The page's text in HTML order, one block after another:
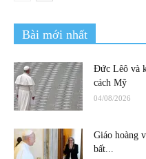
Bài mới nhất
Đức Lêô và
cách Mỹ
04/08/2026
Giáo hoàng
bất...